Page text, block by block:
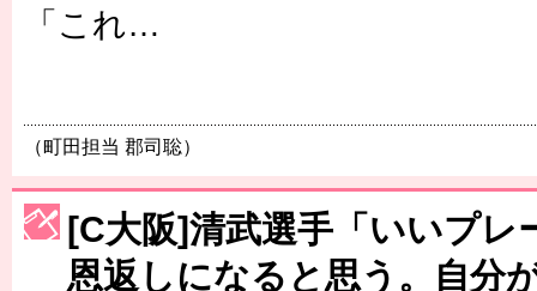
「これ…
（町田担当 郡司聡）
[C大阪]清武選手「いいプレ
恩返しになると思う。自分